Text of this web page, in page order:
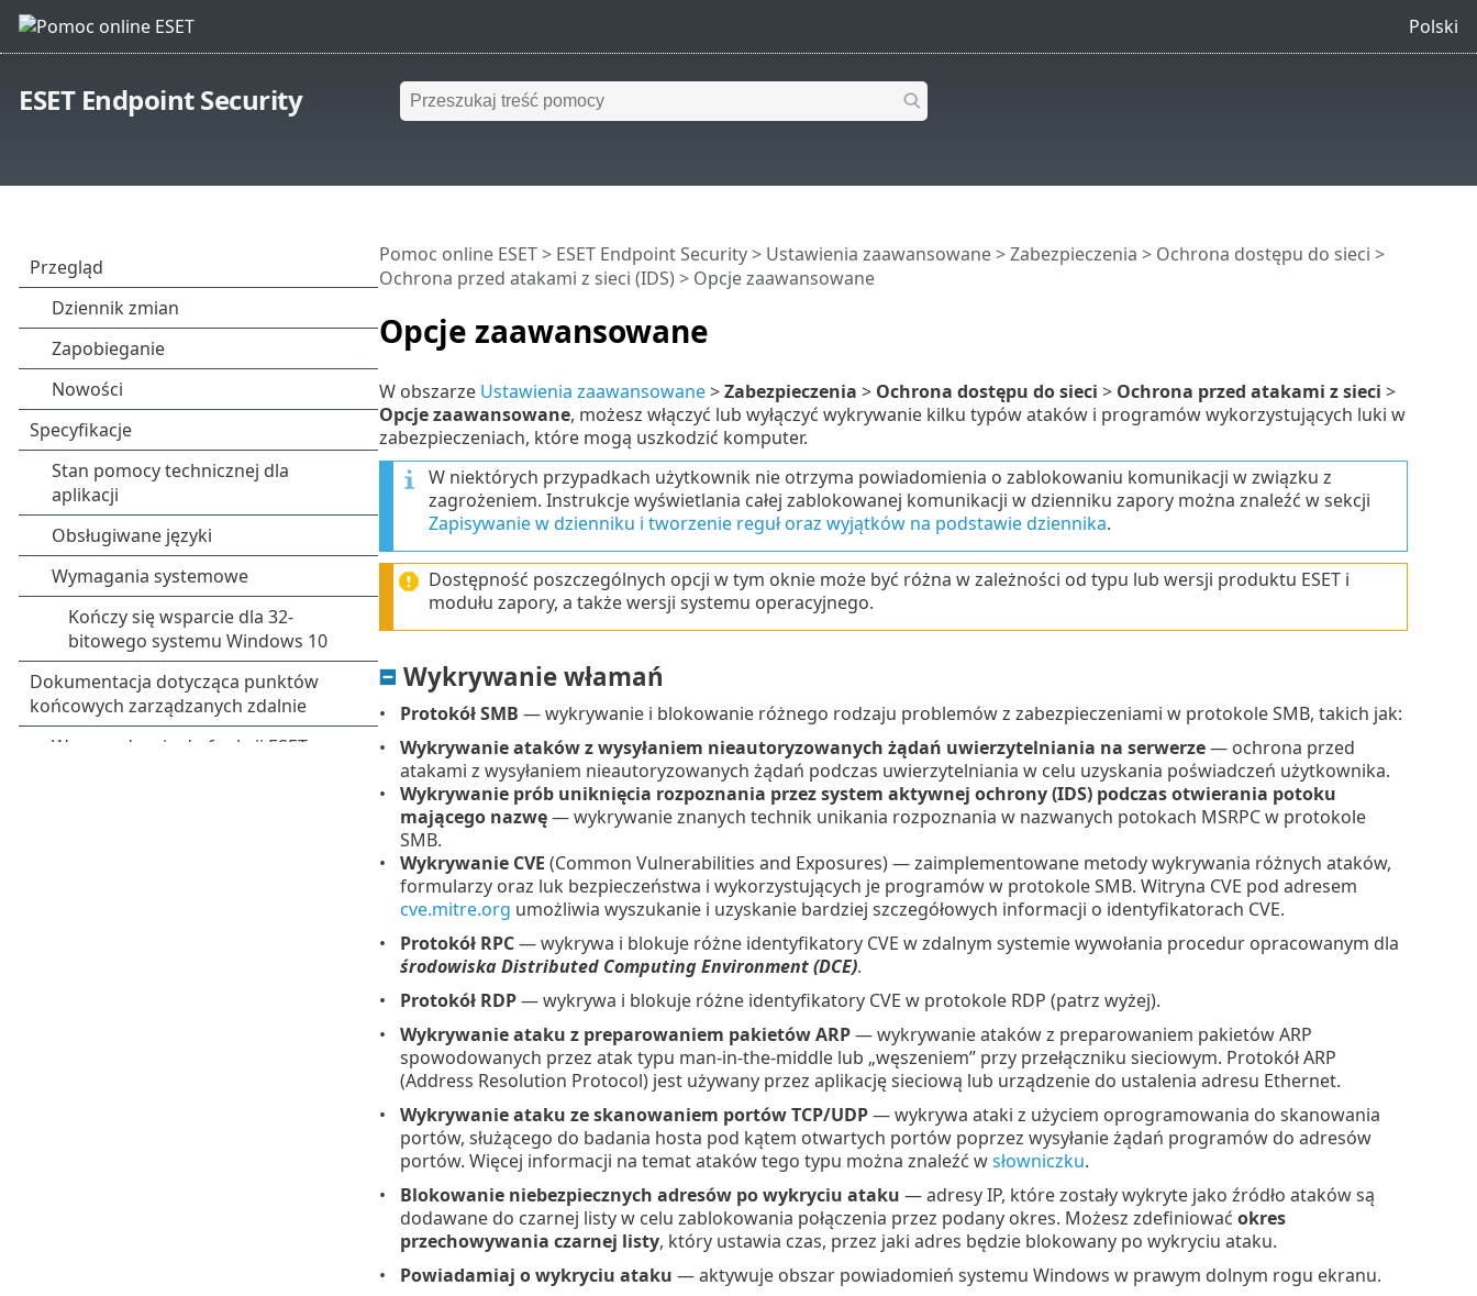
Polski
ESET Endpoint Security
Opcje zaawansowane
Pomoc online ESET> ESET Endpoint Security> Ustawienia zaawansowane>Zabezpieczenia > Ochrona dostępu do sieci >
Ochrona przed atakami z sieci (IDS) > Opcje zaawansowane
W obszarze Ustawienia zaawansowane>Zabezpieczenia > Ochrona dostępu do sieci > Ochrona przed atakami z sieci >
Opcje zaawansowane, możesz włączyć lub wyłączyć wykrywanie kilku typów ataków i programów wykorzystujących luki w
zabezpieczeniach, które mogą uszkodzić komputer.
W niektórych przypadkach użytkownik nie otrzyma powiadomienia o zablokowaniu komunikacji w związku z
zagrożeniem. Instrukcje wyświetlania całej zablokowanej komunikacji w dzienniku zapory można znaleźć w sekcji
Zapisywanie w dzienniku i tworzenie reguł oraz wyjątków na podstawie dziennika.
Dostępność poszczególnych opcji w tym oknie może być różna w zależności od typu lub wersji produktu ESET i
modułu zapory, a także wersji systemu operacyjnego.
Wykrywanie włamań
Protokół SMB — wykrywanie i blokowanie różnego rodzaju problemów z zabezpieczeniami w protokole SMB, takich jak:
Wykrywanie ataków z wysyłaniem nieautoryzowanych żądań uwierzytelniania na serwerze— ochrona przed
atakami z wysyłaniem nieautoryzowanych żądań podczas uwierzytelniania w celu uzyskania poświadczeń użytkownika.
Wykrywanie prób uniknięcia rozpoznania przez system aktywnej ochrony (IDS) podczas otwierania potoku
mającego nazwę— wykrywanie znanych technik unikania rozpoznania w nazwanych potokach MSRPC w protokole
SMB.
Wykrywanie CVE (Common Vulnerabilities and Exposures) — zaimplementowane metody wykrywania różnych ataków,
formularzy oraz luk bezpieczeństwa i wykorzystujących je programów w protokole SMB. Witryna CVE pod adresem
cve.mitre.org umożliwia wyszukanie i uzyskanie bardziej szczegółowych informacji o identyfikatorach CVE.
Protokół RPC— wykrywa i blokuje różne identyfikatory CVE w zdalnym systemie wywołania procedur opracowanym dla
środowiska Distributed Computing Environment (DCE).
Protokół RDP— wykrywa i blokuje różne identyfikatory CVE w protokole RDP (patrz wyżej).
Wykrywanie ataku z preparowaniem pakietów ARP— wykrywanie ataków z preparowaniem pakietów ARP
spowodowanych przez atak typu man-in-the-middle lub „węszeniem” przy przełączniku sieciowym. Protokół ARP
(Address Resolution Protocol) jest używany przez aplikację sieciową lub urządzenie do ustalenia adresu Ethernet.
Wykrywanie ataku ze skanowaniem portów TCP/UDP— wykrywa ataki z użyciem oprogramowania do skanowania
portów, służącego do badania hosta pod kątem otwartych portów poprzez wysyłanie żądań programów do adresów
portów. Więcej informacji na temat ataków tego typu można znaleźć wsłowniczku.
Blokowanie niebezpiecznych adresów po wykryciu ataku — adresy IP, które zostały wykryte jako źródło ataków są
dodawane do czarnej listy w celu zablokowania połączenia przez podany okres. Możesz zdefiniować okres
przechowywania czarnej listy, który ustawia czas, przez jaki adres będzie blokowany po wykryciu ataku.
Powiadamiaj o wykryciu ataku — aktywuje obszar powiadomień systemu Windows w prawym dolnym rogu ekranu.